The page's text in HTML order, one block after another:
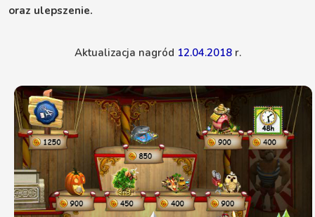
oraz ulepszenie.
Aktualizacja nagród 12.04.2018r.